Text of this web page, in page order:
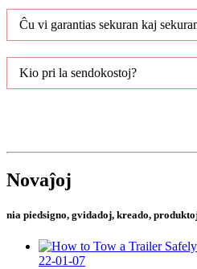
Ĉu vi garantias sekuran kaj
Kio pri la sendokostoj?
Novaĵoj
nia piedsigno, gvidadoj, kreado,
22-01-07